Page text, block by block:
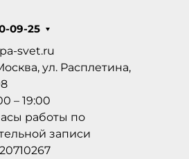
09-25
svet.ru
ул. Расплетина,
– 19:00
работы по
записи